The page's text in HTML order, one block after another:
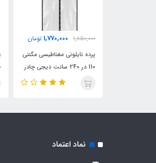
1,850,000
1,770,000 تومان
پرده نایلونی مغناطیسی مگنتی
110 در 240 سانت دیجی چادر
نماد اعتماد